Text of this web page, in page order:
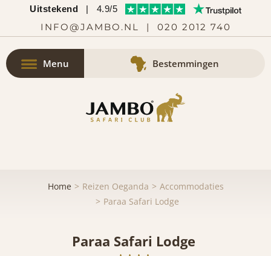
Uitstekend | 4.9/5
INFO@JAMBO.NL | 020 2012 740
Menu Bestemmingen
Home Reizen Oeganda
Accommodaties
Paraa Safari Lodge
Paraa Safari Lodge